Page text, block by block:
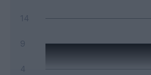
14
9
4